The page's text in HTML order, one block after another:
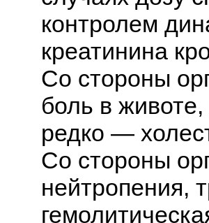
контролем
креатинина
Со стороны
боль в
редко —
Со стороны
нейтропения,